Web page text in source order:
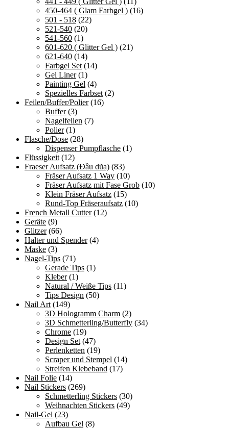
450-464 ( Glam Farbgel ) (16)
501 - 518 (22)
521-540 (20)
541-560 (1)
601-620 ( Glitter Gel ) (21)
621-640 (14)
Farbgel Set (14)
Gel Liner (1)
Painting Gel (4)
Spezielles Farbset (2)
Feilen/Buffer/Polier (16)
Buffer (3)
Nagelfeilen (7)
Polier (1)
Flasche/Dose (28)
Dispenser Pumpflasche (1)
Flüssigkeit (12)
Fraeser Aufsatz (Đầu dũa) (83)
Fräser Aufsatz 1 Way (10)
Fräser Aufsatz mit Fase Grob (10)
Klein Fräser Aufsatz (15)
Rund-Top Fräseraufsatz (10)
French Metall Cutter (12)
Geräte (9)
Glitzer (66)
Halter und Spender (4)
Maske (3)
Nagel-Tips (71)
Gerade Tips (1)
Kleber (1)
Natural / Weiße Tips (11)
Tips Design (50)
Nail Art (149)
3D Hologramm Charm (2)
3D Schmetterling/Butterfly (34)
Chrome (19)
Design Set (47)
Perlenketten (19)
Scraper und Stempel (14)
Streifen Klebeband (17)
Nail Folie (14)
Nail Stickers (269)
Schmetterling Stickers (30)
Weihnachten Stickers (49)
Nail-Gel (23)
Aufbau Gel (8)